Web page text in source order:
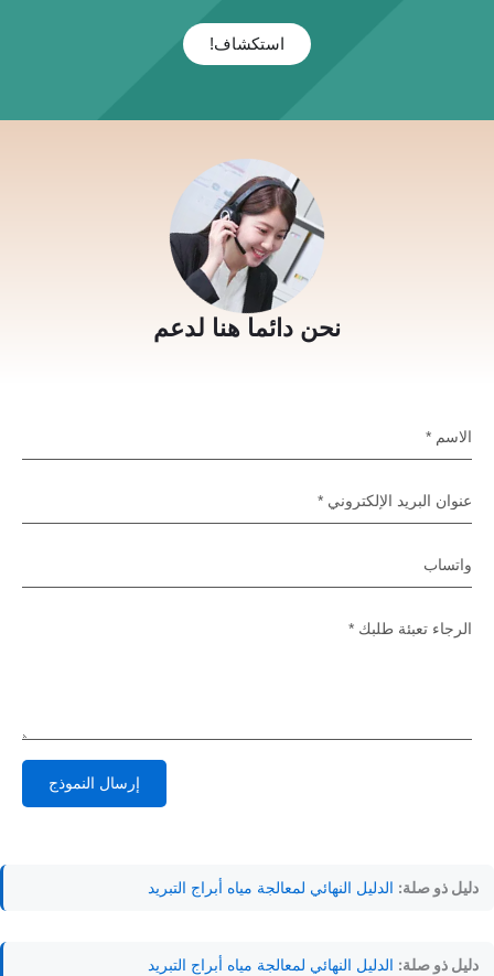
استكشاف!
نحن دائما هنا لدعم
إرسال النموذج
دليل ذو صلة: الدليل النهائي لمعالجة مياه أبراج التبريد
دليل ذو صلة: الدليل النهائي لمعالجة مياه أبراج التبريد